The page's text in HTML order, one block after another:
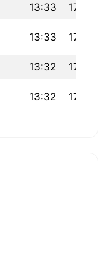
13:33 17:16
13:33 17:15
13:32 17:14
13:32 17:13